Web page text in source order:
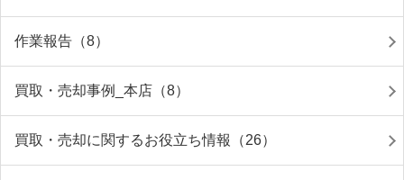
作業報告（8）
買取・売却事例_本店（8）
買取・売却に関するお役立ち情報（26）